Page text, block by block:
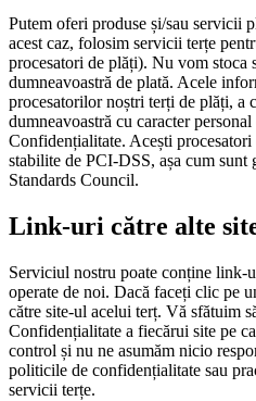
Putem oferi produse și/sau servicii
acest caz, folosim servicii terțe
procesatori de plăți). Nu vom stoca
dumneavoastră de plată. Acele
procesatorilor noștri terți de plăți, a
dumneavoastră cu caracter
Confidențialitate. Acești procesatori
stabilite de PCI-DSS, așa cum sunt
Standards Council.
Link-uri către alte
Serviciul nostru poate conține link-
operate de noi. Dacă faceți clic pe
către site-ul acelui terț. Vă sfătuim
Confidențialitate a fiecărui site pe
control și nu ne asumăm nicio
politicile de confidențialitate sau
servicii terțe.